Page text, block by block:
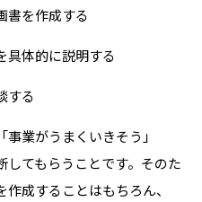
書を作成する
具体的に説明する
する
業がうまくいきそう」
してもらうことです。そのた
成することはもちろん、